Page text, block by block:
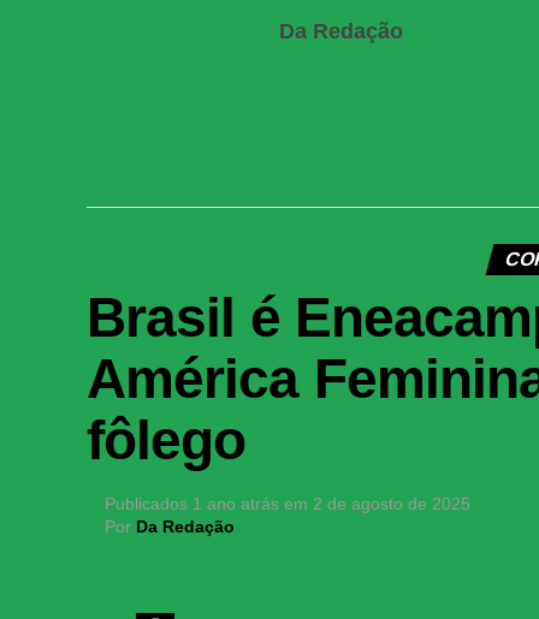
Da Redação
Brasil é
América
fôlego
Publicados 1 ano atrás em 2 de agosto de 2025
Por Da Redação